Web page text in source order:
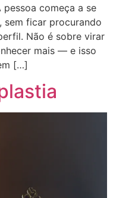
começa a se
sem ficar procurando
Não é sobre virar
mais — e isso
[…]